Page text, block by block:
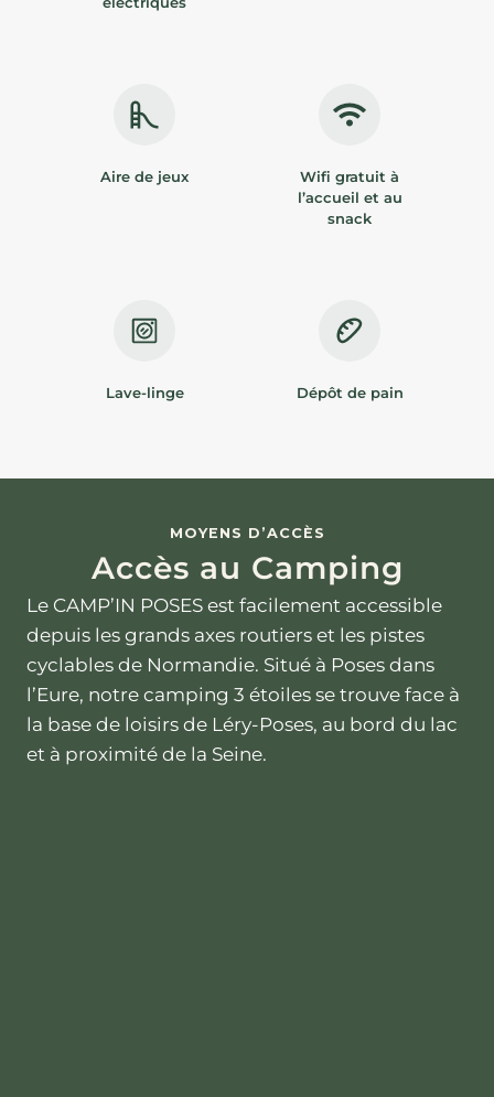
Aire de jeux
Wifi gratuit à
l’accueil et au
snack
Lave-linge Dépôt de pain
MOYENS D’ACCÈS
Accès au Camping
Le CAMP’IN POSES est facilement accessible
depuis les grands axes routiers et les pistes
cyclables de Normandie. Situé à Poses dans
l’Eure, notre camping 3 étoiles se trouve face à
la base de loisirs de Léry-Poses, au bord du lac
et à proximité de la Seine.